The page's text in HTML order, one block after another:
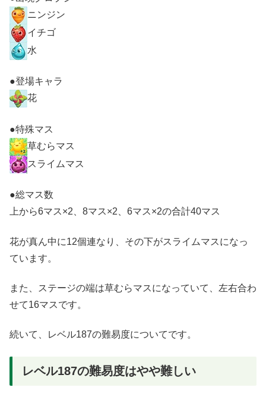
ニンジン
イチゴ
水
●登場キャラ
花
●特殊マス
草むらマス
スライムマス
●総マス数
上から6マス×2、8マス×2、6マス×2の合計40マス
花が真ん中に12個連なり、その下がスライムマスになっ
ています。
また、ステージの端は草むらマスになっていて、左右合わ
せて16マスです。
続いて、レベル187の難易度についてです。
レベル187の難易度はやや難しい